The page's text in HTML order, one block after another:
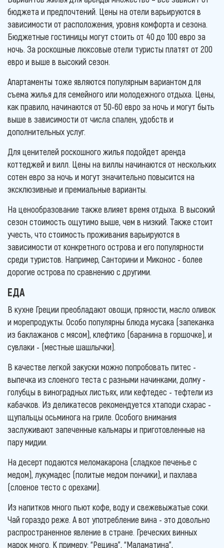
бюджета и предпочтений. Цены на отели варьируются в
зависимости от расположения, уровня комфорта и сезона.
Бюджетные гостиницы могут стоить от 40 до 100 евро за
ночь. За роскошные люксовые отели туристы платят от 200
евро и выше в высокий сезон.
Апартаменты тоже являются популярным вариантом для
съема жилья для семейного или молодежного отдыха. Цены,
как правило, начинаются от 50-60 евро за ночь и могут быть
выше в зависимости от числа спален, удобств и
дополнительных услуг.
Для ценителей роскошного жилья подойдет аренда
коттеджей и вилл. Цены на виллы начинаются от нескольких
сотен евро за ночь и могут значительно повысится на
эксклюзивные и премиальные варианты.
На ценообразование также влияет время отдыха. В высокий
сезон стоимость ощутимо выше, чем в низкий. Также стоит
учесть, что стоимость проживания варьируются в
зависимости от конкретного острова и его популярности
среди туристов. Например, Санторини и Миконос - более
дорогие острова по сравнению с другими.
ЕДА
В кухне Греции преобладают овощи, пряности, масло оливок
и морепродукты. Особо популярны блюда мусака (запеканка
из баклажанов с мясом), клефтико (баранина в горшочке), и
сувлаки - (местные шашлычки).
В качестве легкой закуски можно попробовать питес -
выпечка из слоеного теста с разными начинками, долму -
голубцы в виноградных листьях, или кефтедес - тефтели из
кабачков. Из деликатесов рекомендуется хтаподи схарас -
щупальцы осьминога на гриле. Особого внимания
заслуживают запеченные кальмары и приготовленные на
пару мидии.
На десерт подаются меломакарона (сладкое печенье с
медом), лукумадес (политые медом пончики), и пахлава
(слоеное тесто с орехами).
Из напитков много пьют кофе, воду и свежевыжатые соки.
Чай гораздо реже. А вот употребление вина - это довольно
распространенное явление в стране. Греческих винных
марок много. К примеру: “Рецина”, “Маламатина”,